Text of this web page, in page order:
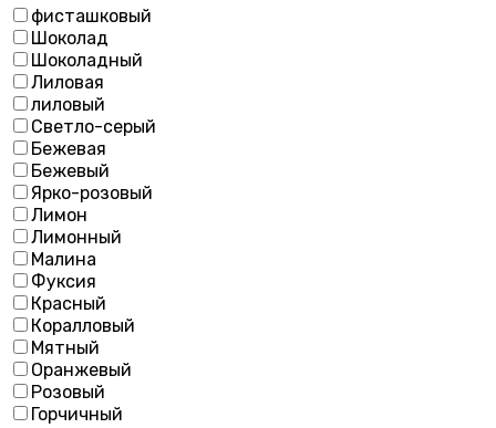
фисташковый
Шоколад
Шоколадный
Лиловая
лиловый
Светло-серый
Бежевая
Бежевый
Ярко-розовый
Лимон
Лимонный
Малина
Фуксия
Красный
Коралловый
Мятный
Оранжевый
Розовый
Горчичный